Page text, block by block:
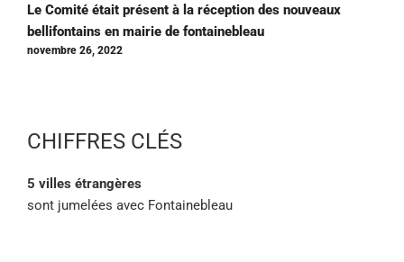
Le Comité était présent à la réception des nouveaux
bellifontains en mairie de fontainebleau
novembre 26, 2022
CHIFFRES CLÉS
5 villes étrangères
sont jumelées avec Fontainebleau